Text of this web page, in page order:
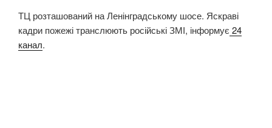
ТЦ розташований на Ленінградському шосе. Яскраві
кадри пожежі транслюють російські ЗМІ, інформує 24
канал.